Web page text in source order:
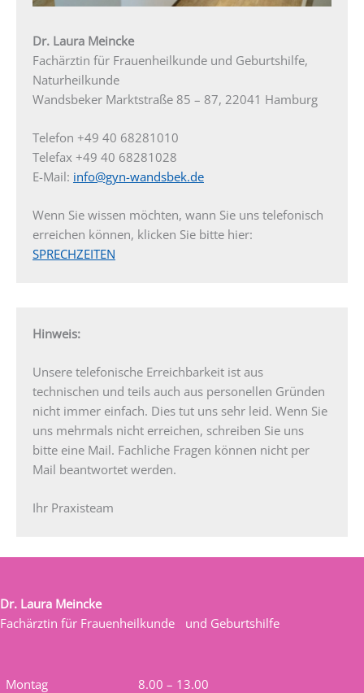
Dr. Laura Meincke
Fachärztin für Frauenheilkunde und Geburtshilfe,
Naturheilkunde
Wandsbeker Marktstraße 85 – 87, 22041 Hamburg
Telefon +49 40 68281010
Telefax +49 40 68281028
E-Mail: info@gyn-wandsbek.de
Wenn Sie wissen möchten, wann Sie uns telefonisch
erreichen können, klicken Sie bitte hier:
SPRECHZEITEN
Hinweis:
Unsere telefonische Erreichbarkeit ist aus
technischen und teils auch aus personellen Gründen
nicht immer einfach. Dies tut uns sehr leid. Wenn Sie
uns mehrmals nicht erreichen, schreiben Sie uns
bitte eine Mail. Fachliche Fragen können nicht per
Mail beantwortet werden.
Ihr Praxisteam
Dr. Laura Meincke
Fachärztin für Frauenheilkunde und Geburtshilfe
Montag
8.00 – 13.00